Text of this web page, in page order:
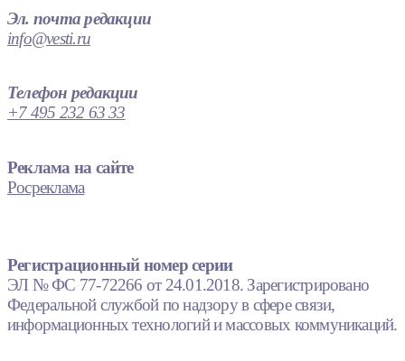
Эл. почта редакции
info@vesti.ru
Телефон редакции
+7 495 232 63 33
Реклама на сайте
Росреклама
Регистрационный номер серии
ЭЛ № ФС 77-72266 от 24.01.2018. Зарегистрировано
Федеральной службой по надзору в сфере связи,
информационных технологий и массовых коммуникаций.